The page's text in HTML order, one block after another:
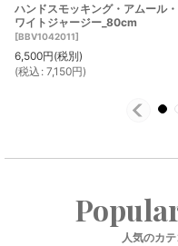
ハンドスモッキング・アムール
ワイトジャージー_80cm
[BBV1042011]
6,500円(税別)
(税込 : 7,150円)
人気のカ